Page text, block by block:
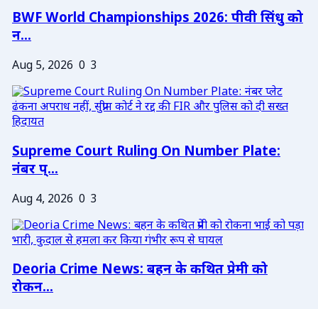
BWF World Championships 2026: पीवी सिंधु को
न...
Aug 5, 2026 0 3
Supreme Court Ruling On Number Plate:
नंबर प्...
Aug 4, 2026 0 3
Deoria Crime News: बहन के कथित प्रेमी को
रोकन...